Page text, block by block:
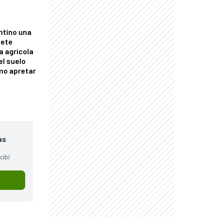
una
agrícola
suelo
apretar